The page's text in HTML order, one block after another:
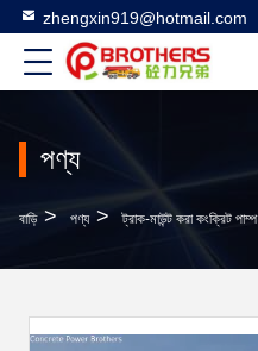
zhengxin919@hotmail.com
পণ্য
বাড়ি > পণ্য > ট্রাক-মাউন্ট করা কংক্রিট পাম্প